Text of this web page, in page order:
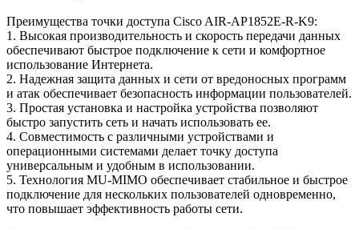
Преимущества точки доступа Cisco AIR-AP1852E-R-K9:
1. Высокая производительность и скорость передачи данных
обеспечивают быстрое подключение к сети и комфортное
использование Интернета.
2. Надежная защита данных и сети от вредоносных программ
и атак обеспечивает безопасность информации пользователей.
3. Простая установка и настройка устройства позволяют
быстро запустить сеть и начать использовать ее.
4. Совместимость с различными устройствами и
операционными системами делает точку доступа
универсальным и удобным в использовании.
5. Технология MU-MIMO обеспечивает стабильное и быстрое
подключение для нескольких пользователей одновременно,
что повышает эффективность работы сети.